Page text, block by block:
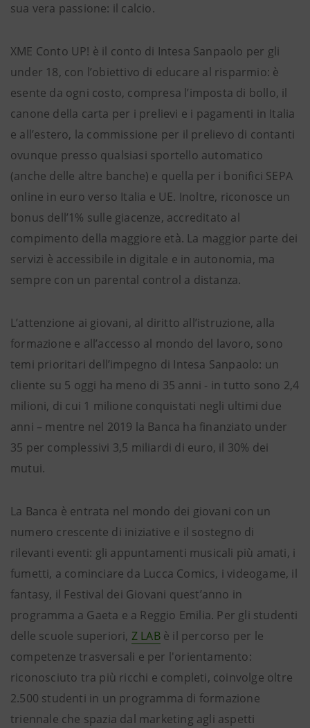
sua vera passione: il calcio.
XME Conto UP! è il conto di Intesa Sanpaolo per gli
under 18, con l’obiettivo di educare al risparmio: è
esente da ogni costo, compresa l’imposta di bollo, il
canone della carta per i prelievi e i pagamenti in Italia
e all’estero, la commissione per il prelievo di contanti
ovunque presso qualsiasi sportello automatico
(anche delle altre banche) e quella per i bonifici SEPA
online in euro verso Italia e UE. Inoltre, riconosce un
bonus dell’1% sulle giacenze, accreditato al
compimento della maggiore età. La maggior parte dei
servizi è accessibile in digitale e in autonomia, ma
sempre con un parental control a distanza.
L’attenzione ai giovani, al diritto all’istruzione, alla
formazione e all’accesso al mondo del lavoro, sono
temi prioritari dell’impegno di Intesa Sanpaolo: un
cliente su 5 oggi ha meno di 35 anni - in tutto sono 2,4
milioni, di cui 1 milione conquistati negli ultimi due
anni – mentre nel 2019 la Banca ha finanziato under
35 per complessivi 3,5 miliardi di euro, il 30% dei
mutui.
La Banca è entrata nel mondo dei giovani con un
numero crescente di iniziative e il sostegno di
rilevanti eventi: gli appuntamenti musicali più amati, i
fumetti, a cominciare da Lucca Comics, i videogame, il
fantasy, il Festival dei Giovani quest’anno in
programma a Gaeta e a Reggio Emilia. Per gli studenti
delle scuole superiori, Z LABè il percorso per le
competenze trasversali e per l'orientamento:
riconosciuto tra più ricchi e completi, coinvolge oltre
2.500 studenti in un programma di formazione
triennale che spazia dal marketing agli aspetti